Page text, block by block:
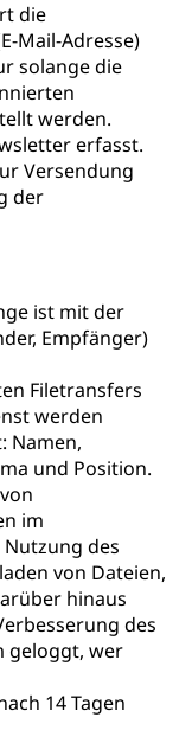
die
Mail-Adresse)
solange die
werden.
erfasst.
Versendung
der
ist mit der
Empfänger)
Filetransfers
werden
Namen,
und Position.
im
des
von Dateien,
hinaus
des
geloggt, wer
14 Tagen